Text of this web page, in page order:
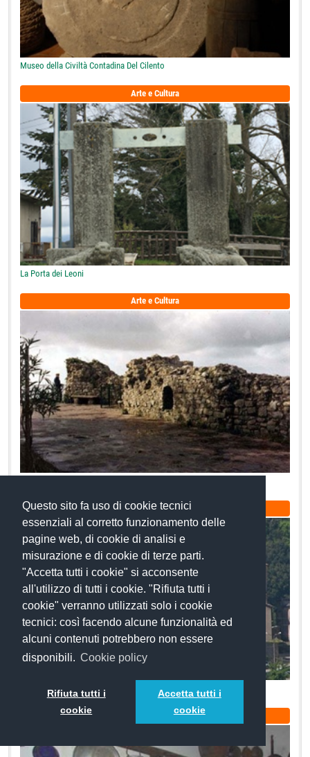
Questo sito fa uso di cookie tecnici
essenziali al corretto funzionamento delle
pagine web, di cookie di analisi e
misurazione e di cookie di terze parti.
"Accetta tutti i cookie" si acconsente
all'utilizzo di tutti i cookie. "Rifiuta tutti i
cookie" verranno utilizzati solo i cookie
tecnici: così facendo alcune funzionalità ed
alcuni contenuti potrebbero non essere
disponibili. Cookie policy
Rifiuta tutti i
cookie
Accetta tutti i
cookie
Museo della Civiltà Contadina Del Cilento
Arte e Cultura
La Porta dei Leoni
Arte e Cultura
Arte e Cultura
Castello Medievale
Arte e Cultura